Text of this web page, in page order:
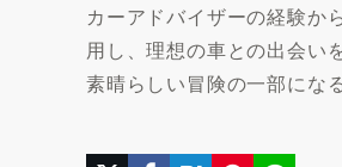
カーアドバイザーの経験か
用し、理想の車との出会い
素晴らしい冒険の一部にな